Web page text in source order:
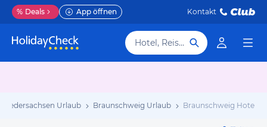
% Deals App öffnen Kontakt
Hotel, Reiseziel
Niedersachsen Urlaub Braunschweig Urlaub Braunschweig Hotels